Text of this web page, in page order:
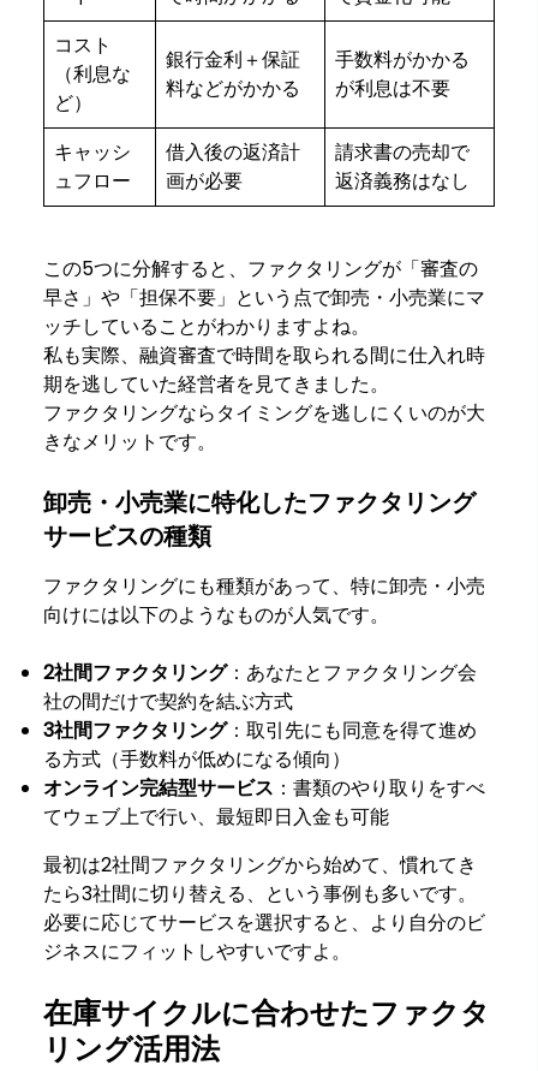
コスト
（利息な
ど）
銀行金利＋保証
料などがかかる
手数料がかかる
が利息は不要
キャッシ
ュフロー
借入後の返済計
画が必要
請求書の売却で
返済義務はなし
この5つに分解すると、ファクタリングが「審査の
早さ」や「担保不要」という点で卸売・小売業にマ
ッチしていることがわかりますよね。
私も実際、融資審査で時間を取られる間に仕入れ時
期を逃していた経営者を見てきました。
ファクタリングならタイミングを逃しにくいのが大
きなメリットです。
卸売・小売業に特化したファクタリング
サービスの種類
ファクタリングにも種類があって、特に卸売・小売
向けには以下のようなものが人気です。
2社間ファクタリング：あなたとファクタリング会
社の間だけで契約を結ぶ方式
3社間ファクタリング：取引先にも同意を得て進め
る方式（手数料が低めになる傾向）
オンライン完結型サービス ：書類のやり取りをすべ
てウェブ上で行い、最短即日入金も可能
最初は2社間ファクタリングから始めて、慣れてき
たら3社間に切り替える、という事例も多いです。
必要に応じてサービスを選択すると、より自分のビ
ジネスにフィットしやすいですよ。
在庫サイクルに合わせたファクタ
リング活用法